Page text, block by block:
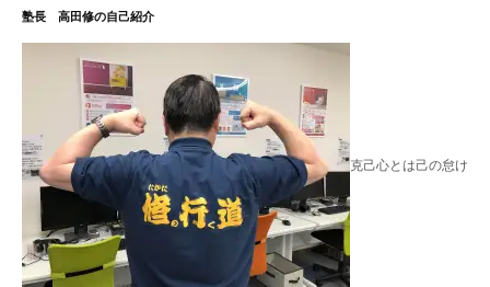
塾長 高田修の自己紹介
克己心とは己の怠け